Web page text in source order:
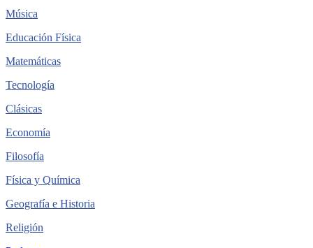
Música
Educación Física
Matemáticas
Tecnología
Clásicas
Economía
Filosofía
Física y Química
Geografía e Historia
Religión